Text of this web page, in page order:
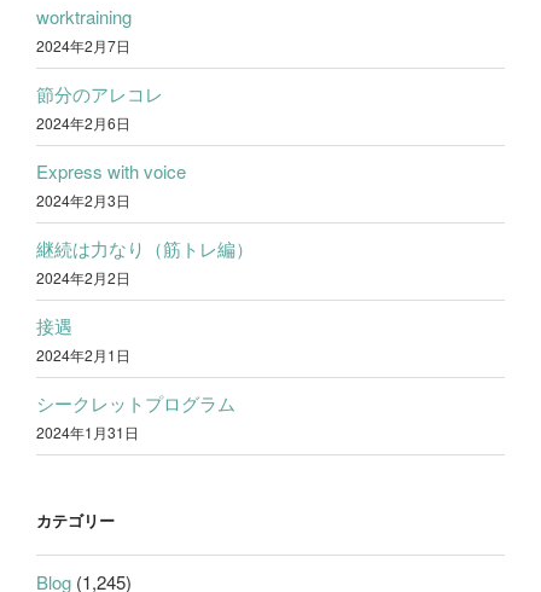
worktraining
2024年2月7日
節分のアレコレ
2024年2月6日
Express with voice
2024年2月3日
継続は力なり（筋トレ編）
2024年2月2日
接遇
2024年2月1日
シークレットプログラム
2024年1月31日
カテゴリー
Blog (1,245)